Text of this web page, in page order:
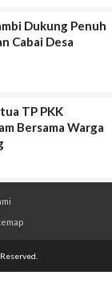
Dukung Penuh
Cabai Desa
TP PKK
Bersama Warga